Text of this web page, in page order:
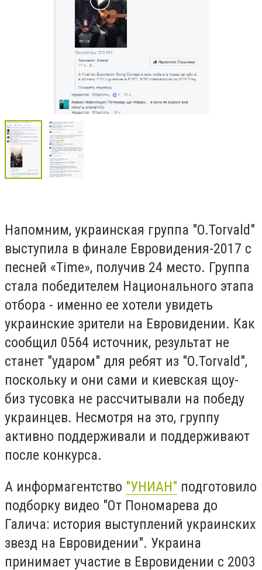
Напомним, украинская группа "O.Torvald"
выступила в финале Евровидения-2017 с
песней «Time», получив 24 место. Группа
стала победителем Национального этапа
отбора - именно ее хотели увидеть
украинские зрители на Евровидении. Как
сообщил 0564 источник, результат не
станет "ударом" для ребят из "O.Torvald",
поскольку и они сами и киевская щоу-
биз тусовка не рассчитывали на победу
украинцев. Несмотря на это, группу
активно поддерживали и поддерживают
после конкурса.
А информагентство "УНИАН" подготовило
подборку видео "От Пономарева до
Галича: история выступлений украинских
звезд на Евровидении". Украина
принимает участие в Евровидении с 2003